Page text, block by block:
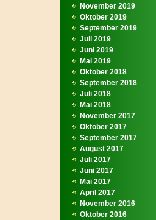
November 2019
Oktober 2019
September 2019
Juli 2019
Juni 2019
Mai 2019
Oktober 2018
September 2018
Juli 2018
Mai 2018
November 2017
Oktober 2017
September 2017
August 2017
Juli 2017
Juni 2017
Mai 2017
April 2017
November 2016
Oktober 2016